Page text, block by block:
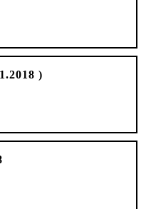
)